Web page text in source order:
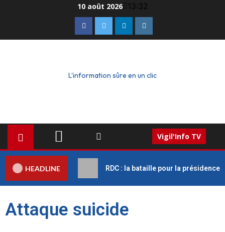
10 août 2026 13:32
L'information sûre en un clic
Vigil'Info TV
HEADLINE RDC : la bataille pour la présidence
Attaque suicide